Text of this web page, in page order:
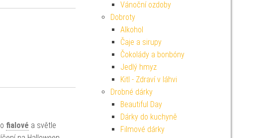
fialové a světle
Vánoční ozdoby
Dobroty
Alkohol
Čaje a sirupy
Čokolády a bonbóny
Jedlý hmyz
Kitl - Zdraví v láhvi
Drobné dárky
Beautiful Day
Dárky do kuchyně
Filmové dárky